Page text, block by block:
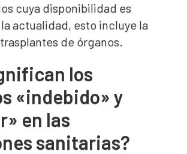
cuya disponibilidad es
actualidad, esto incluye la
de órganos.
los
«indebido» y
en las
sanitarias?